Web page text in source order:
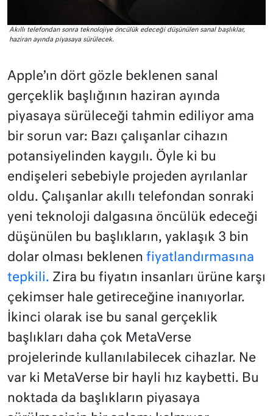
Akıllı telefondan sonra teknolojiye öncülük edeceği düşünülen sanal başlıklar,
haziran ayında piyasaya sürülecek.
Apple’ın dört gözle beklenen sanal
gerçeklik başlığının haziran ayında
piyasaya sürüleceği tahmin ediliyor ama
bir sorun var: Bazı çalışanlar cihazın
potansiyelinden kaygılı. Öyle ki bu
endişeleri sebebiyle projeden ayrılanlar
oldu. Çalışanlar akıllı telefondan sonraki
yeni teknoloji dalgasına öncülük edeceği
düşünülen bu başlıkların, yaklaşık 3 bin
dolar olması beklenen fiyatlandırmasına
tepkili. Zira bu fiyatın insanları ürüne karşı
çekimser hale getireceğine inanıyorlar.
İkinci olarak ise bu sanal gerçeklik
başlıkları daha çok MetaVerse
projelerinde kullanılabilecek cihazlar. Ne
var ki MetaVerse bir hayli hız kaybetti. Bu
noktada da başlıkların piyasaya